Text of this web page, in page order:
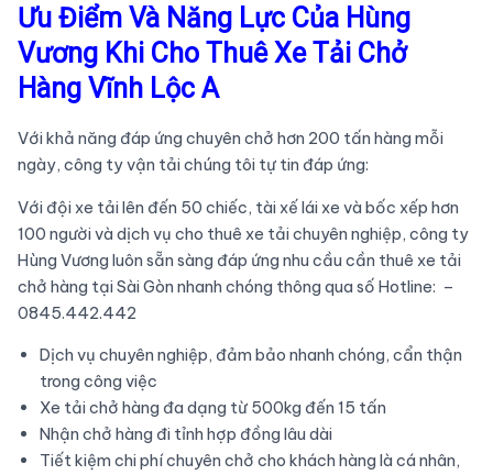
Ưu Điểm Và Năng Lực Của Hùng
Vương Khi Cho Thuê Xe Tải Chở
Hàng Vĩnh Lộc A
Với khả năng đáp ứng chuyên chở hơn 200 tấn hàng mỗi
ngày, công ty vận tải chúng tôi tự tin đáp ứng:
Với đội xe tải lên đến 50 chiếc, tài xế lái xe và bốc xếp hơn
100 người và dịch vụ cho thuê xe tải chuyên nghiệp, công ty
Hùng Vương luôn sẵn sàng đáp ứng nhu cầu cần thuê xe tải
chở hàng tại Sài Gòn nhanh chóng thông qua số Hotline: –
0845.442.442
Dịch vụ chuyên nghiệp, đảm bảo nhanh chóng, cẩn thận
trong công việc
Xe tải chở hàng đa dạng từ 500kg đến 15 tấn
Nhận chở hàng đi tỉnh hợp đồng lâu dài
Tiết kiệm chi phí chuyên chở cho khách hàng là cá nhân,